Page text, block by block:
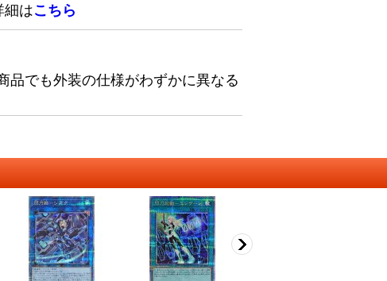
細はこちら
品でも外装の仕様がわずかに異なる